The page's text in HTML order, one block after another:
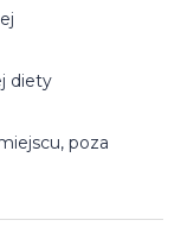
diety
poza